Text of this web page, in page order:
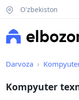
O'zbekiston
Darvoza
Kompyuter